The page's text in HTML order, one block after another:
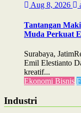
Aug 8, 2026
Tantangan
Muda Perkuat
Surabaya,
Emil Elestianto
kreatif...
Ekonomi Bisnis
Industri